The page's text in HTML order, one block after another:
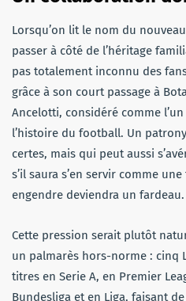
Lorsqu’on lit le nom du
passer à côté de l’héritage
pas totalement inconnu des
grâce à son court passage à
Ancelotti, considéré comme
l’histoire du football. Un
certes, mais qui peut aussi
s’il saura s’en servir comme
engendre deviendra un fardeau.
Cette pression serait plutôt
un palmarès hors-norme : cinq
titres en Serie A, en Premier
Bundesliga et en Liga, faisant